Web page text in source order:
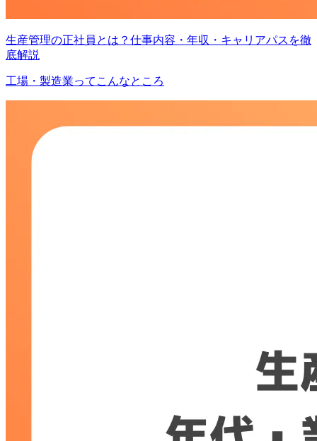
生産管理の正社員とは？仕事内容・年収・キャリアパスを徹
底解説
工場・製造業ってこんなところ